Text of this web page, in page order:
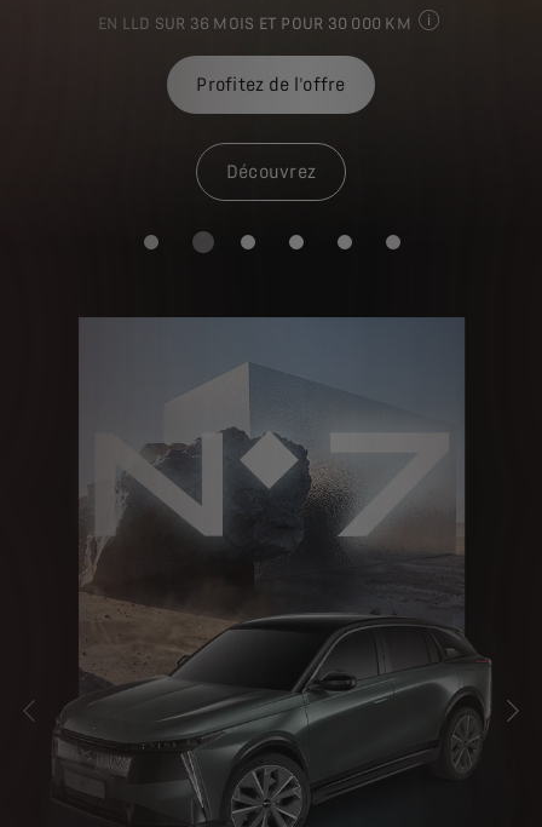
EN LLD SUR 36 MOIS ET POUR 30 000 KM
Profitez de l'offre
Découvrez
PRÉCÉDENT